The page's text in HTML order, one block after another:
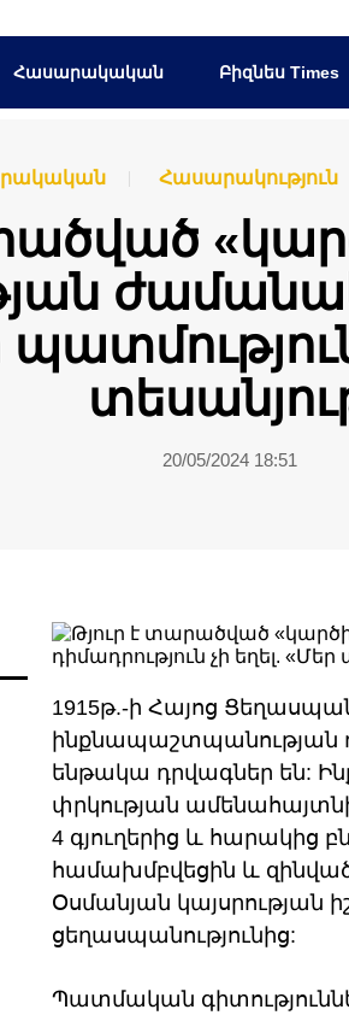
Հասարակական Բիզնես Times
Հասարակություն
ժամանակ
20/05/2024 18:51
1915թ.-ի Հայոց
ինքնապաշտպանության
ենթակա դրվագներ են:
փրկության
4 գյուղերից և հարակից
համախմբվեցին և
Օսմանյան
ցեղասպանությունից:
Պատմական